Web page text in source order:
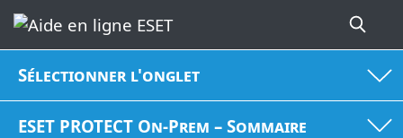
Sélectionner l'onglet
ESET PROTECT On-Prem – Sommaire